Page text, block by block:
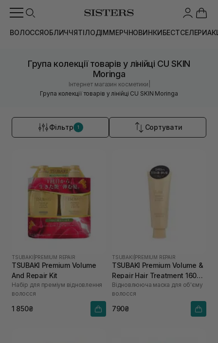
ВОЛОССЯОБЛИЧЧЯТІЛОДІММЕРЧНОВИНКИБЕСТСЕЛЕРИ
Група колекції товарів у лінійці CU SKIN
Moringa
Інтернет магазин косметики
Група колекції товарів у лінійці CU SKIN Moringa
Фільтр 1 Сортувати
TSUBAKI PREMIUM REPAIR
TSUBAKI Premium Volume
And Repair Kit
Набір для преміум відновлення
волосся
1 850₴
TSUBAKI PREMIUM REPAIR
TSUBAKI Premium Volume &
Repair Hair Treatment 160
мл
Відновлююча маска для об'єму
волосся
790₴